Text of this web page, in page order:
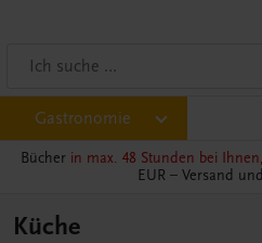
Gastronomie
Bücher in max. 48 Stunden bei
EUR – Versand
Küche